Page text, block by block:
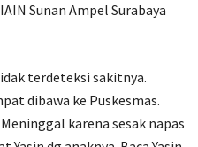
Sunan Ampel Surabaya
terdeteksi sakitnya.
dibawa ke Puskesmas.
karena sesak napas